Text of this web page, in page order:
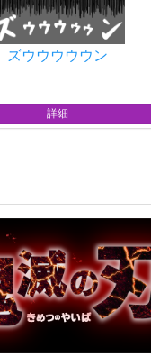
ズウウウウウン
詳細